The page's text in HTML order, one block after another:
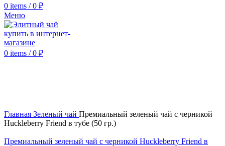
0 items / 0 ₽
Меню
0 items / 0 ₽
Главная Зеленый чай Премиальный зеленый чай с черникой
Huckleberry Friend в тубе (50 гр.)
Премиальный зеленый чай с черникой Huckleberry Friend в